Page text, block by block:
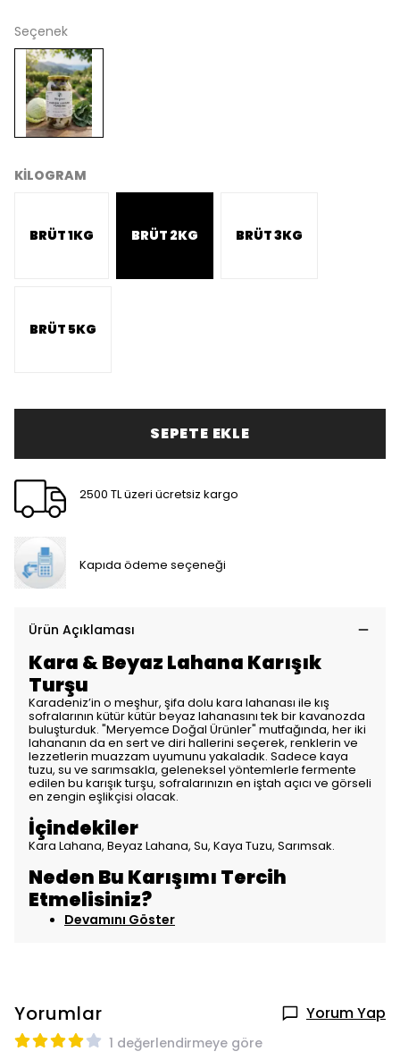
Seçenek
KİLOGRAM
BRÜT 1KG BRÜT 2KG BRÜT 3KG
BRÜT 5KG
SEPETE EKLE
2500 TL üzeri ücretsiz kargo
Kapıda ödeme seçeneği
Ürün Açıklaması
Kara & Beyaz Lahana Karışık
Turşu
Karadeniz’in o meşhur, şifa dolu kara lahanası ile kış
sofralarının kütür kütür beyaz lahanasını tek bir kavanozda
buluşturduk. "Meryemce Doğal Ürünler" mutfağında, her iki
lahananın da en sert ve diri hallerini seçerek, renklerin ve
lezzetlerin muazzam uyumunu yakaladık. Sadece kaya
tuzu, su ve sarımsakla, geleneksel yöntemlerle fermente
edilen bu karışık turşu, sofralarınızın en iştah açıcı ve görseli
en zengin eşlikçisi olacak.
İçindekiler
Kara Lahana, Beyaz Lahana, Su, Kaya Tuzu, Sarımsak.
Neden Bu Karışımı Tercih
Etmelisiniz?
Devamını Göster
Yorumlar Yorum Yap
1 değerlendirmeye göre